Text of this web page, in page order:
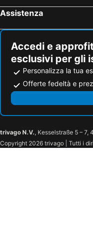
Assistenza
Accedi e
esclusivi per gli
Personalizza la tua
Offerte fedeltà e
trivago N.V., Kesselstraße 5 – 7,
Copyright 2026 trivago | Tutti i